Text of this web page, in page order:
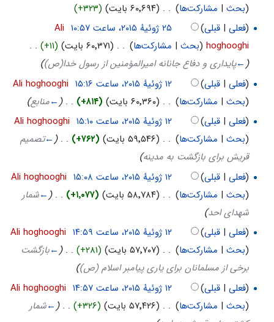
(بحث| مشارکت‌ها)
. . (۶۰٬۶۹۴ بایت)
(+۳۲۳)
(فعلی| قبلی)
‏
Ali
hoghooghi
(بحث| مشارکت‌ها)
. . (۶۰٬۳۷۱ بایت) (+۱۱)‏
. .
(
←پایداری و دفاع جانانه امیرالمؤمنین از رسول خدا(ص))
(فعلی| قبلی)
‏
Ali hoghooghi
(بحث| مشارکت‌ها)
. . (۶۰٬۳۶۰ بایت) (+۸۱۴) . .
(
←منابع)
(فعلی| قبلی)
‏
Ali hoghooghi
(بحث| مشارکت‌ها)
. . (۵۹٬۵۴۶ بایت) (+۷۶۲) . .
(
←تصمیم
قریش برای بازگشت به مدینه)
(فعلی| قبلی)
‏
Ali hoghooghi
(بحث| مشارکت‌ها)
. . (۵۸٬۷۸۴ بایت) (+۱٬۰۷۷) . .
(
←شمار
شهدای احد)
(فعلی| قبلی)
‏
Ali hoghooghi
(بحث| مشارکت‌ها)
. . (۵۷٬۷۰۷ بایت) (+۲۸۱)‏
. .
(
←بازگشت
برخی از مسلمانان برای یاری پیامبر اسلام (ص))
(فعلی| قبلی)
‏
Ali hoghooghi
(بحث| مشارکت‌ها)
. . (۵۷٬۴۲۶ بایت) (+۳۲۶)‏
. .
(
←شمار